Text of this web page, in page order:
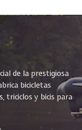
de la prestigiosa
bicicletas
triciclos y bicis para